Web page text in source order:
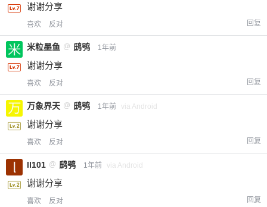
谢谢分享
喜欢 反对 回复
米粒墨鱼 @ 鸱鸮 1年前
谢谢分享
喜欢 反对 回复
万象界天 @ 鸱鸮 1年前 via Android
谢谢分享
喜欢 反对 回复
ll101 @ 鸱鸮 1年前 via Android
谢谢分享
喜欢 反对 回复